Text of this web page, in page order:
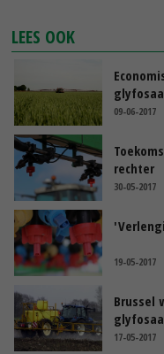
LEES OOK
09-06-2017
rechter
30-05-2017
19-05-2017
Brussel
17-05-2017